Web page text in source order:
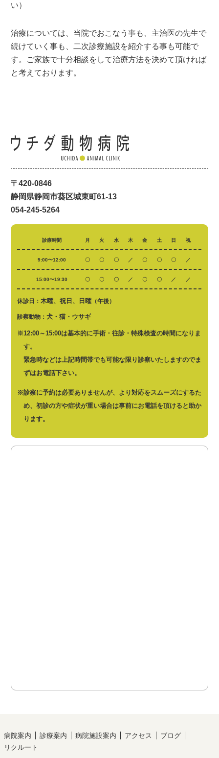
い）
治療については、当院でおこなう事も、主治医の先生で
続けていく事も、二次診療施設を紹介する事も可能で
す。ご家族で十分相談をして治療方法を決めて頂ければ
と考えております。
〒420-0846
静岡県静岡市葵区城東町61-13
054-245-5264
診療時間 月 火 水 木 金 土 日 祝
9:00〜12:00 〇 〇 〇 ／ 〇 〇 〇 ／
15:00〜19:30 〇 〇 〇 ／ 〇 〇 ／ ／
休診日：木曜、祝日、日曜 （午後）
診察動物：犬・猫・ウサギ
※12:00～15:00は基本的に手術・往診・特殊検査の時間になりま
す。
緊急時などは上記時間帯でも可能な限り診察いたしますのでま
ずはお電話下さい。
※診察に予約は必要ありませんが、より対応をスムーズにするた
め、初診の方や症状が重い場合は事前にお電話を頂けると助か
ります。
病院案内 診療案内 病院施設案内 アクセス
ブログ
リクルート